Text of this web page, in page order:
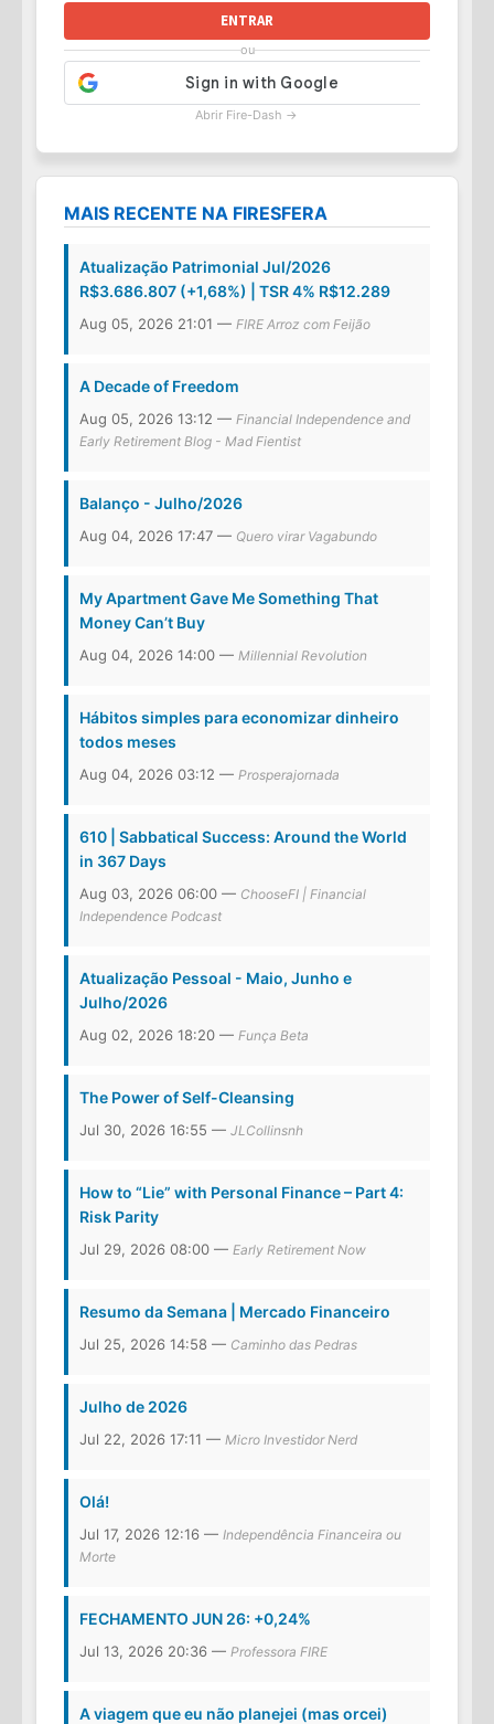
ENTRAR
ou
Abrir Fire-Dash →
MAIS RECENTE NA FIRESFERA
Atualização Patrimonial Jul/2026
R$3.686.807 (+1,68%) | TSR 4% R$12.289
Aug 05, 2026 21:01 — FIRE Arroz com Feijão
A Decade of Freedom
Aug 05, 2026 13:12 — Financial Independence and
Early Retirement Blog - Mad Fientist
Balanço - Julho/2026
Aug 04, 2026 17:47 — Quero virar Vagabundo
My Apartment Gave Me Something That
Money Can’t Buy
Aug 04, 2026 14:00 — Millennial Revolution
Hábitos simples para economizar dinheiro
todos meses
Aug 04, 2026 03:12 — Prosperajornada
610 | Sabbatical Success: Around the World
in 367 Days
Aug 03, 2026 06:00 — ChooseFI | Financial
Independence Podcast
Atualização Pessoal - Maio, Junho e
Julho/2026
Aug 02, 2026 18:20 — Funça Beta
The Power of Self-Cleansing
Jul 30, 2026 16:55 — JLCollinsnh
How to “Lie” with Personal Finance – Part 4:
Risk Parity
Jul 29, 2026 08:00 — Early Retirement Now
Resumo da Semana | Mercado Financeiro
Jul 25, 2026 14:58 — Caminho das Pedras
Julho de 2026
Jul 22, 2026 17:11 — Micro Investidor Nerd
Olá!
Jul 17, 2026 12:16 — Independência Financeira ou
Morte
FECHAMENTO JUN 26: +0,24%
Jul 13, 2026 20:36 — Professora FIRE
A viagem que eu não planejei (mas orcei)